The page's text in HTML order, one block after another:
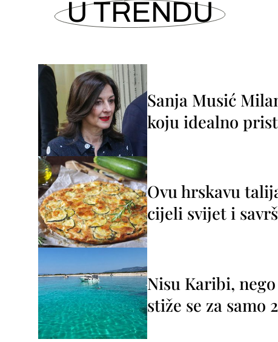
U TRENDU
Sanja Musić
koju idealno
Ovu hrskavu
cijeli svijet i
Nisu Karibi,
stiže se za samo